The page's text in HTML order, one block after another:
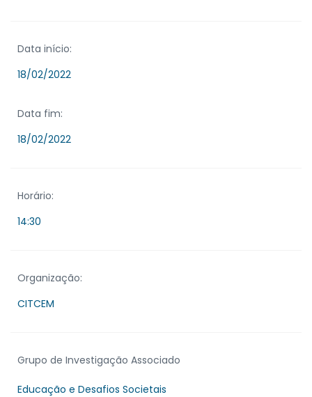
Data início:
18/02/2022
Data fim:
18/02/2022
Horário:
14:30
Organização:
CITCEM
Grupo de Investigação Associado
Educação e Desafios Societais